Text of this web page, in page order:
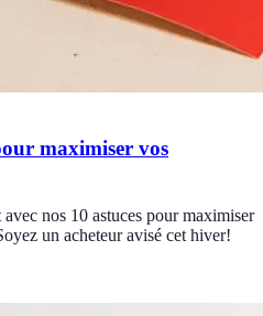
maximiser vos
nos 10 astuces pour maximiser
un acheteur avisé cet hiver!